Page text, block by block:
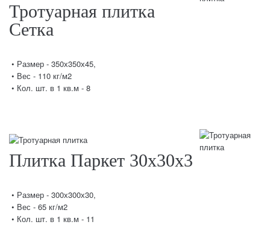
Тротуарная плитка
Сетка
• Размер - 350х350х45,
• Вес - 110 кг/м2
• Кол. шт. в 1 кв.м - 8
Плитка Паркет 30х30х3
• Размер - 300х300х30,
• Вес - 65 кг/м2
• Кол. шт. в 1 кв.м - 11